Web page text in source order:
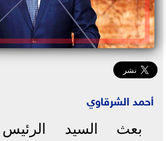
أحمد الشرقاوي
بعث السيد